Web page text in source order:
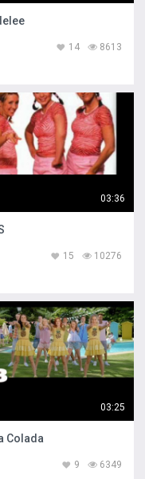
8613
14
03:36
10276
15
03:25
Colada
6349
9